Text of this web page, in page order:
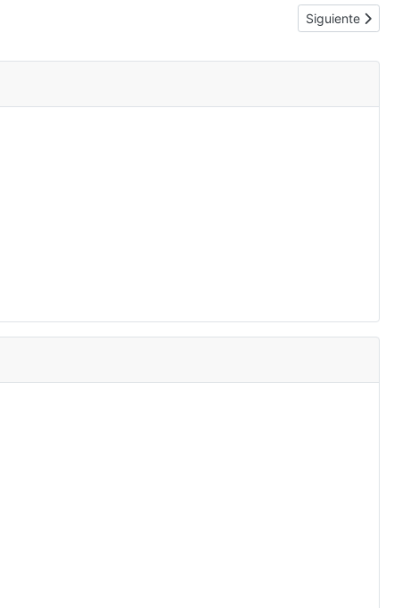
Artículo
Siguiente